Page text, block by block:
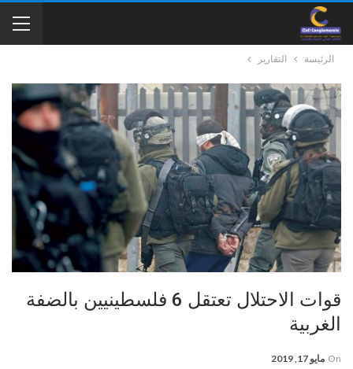
الرئيسة التقارير
قوات الاحتلال تعتقل 6 فلسطينيين بالضفة
الغربية
On مايو 17, 2019